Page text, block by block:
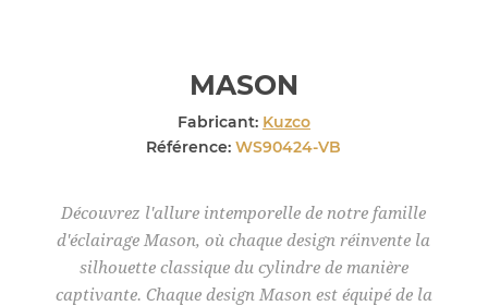
MASON
Fabricant: Kuzco
Référence: WS90424-VB
Découvrez l'allure intemporelle de notre famille
d'éclairage Mason, où chaque design réinvente la
silhouette classique du cylindre de manière
captivante. Chaque design Mason est équipé de la